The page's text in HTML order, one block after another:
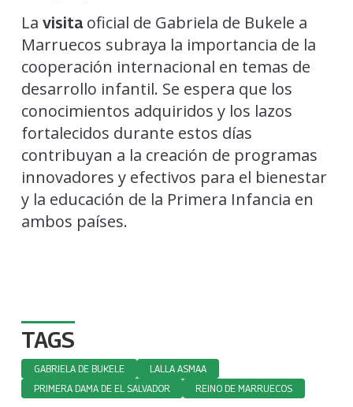
La visitaoficial de Gabriela de Bukele a
Marruecos subraya la importancia de la
cooperación internacional en temas de
desarrollo infantil. Se espera que los
conocimientos adquiridos y los lazos
fortalecidos durante estos días
contribuyan a la creación de programas
innovadores y efectivos para el bienestar
y la educación de la Primera Infancia en
ambos países.
TAGS
GABRIELA DE BUKELE
LALLA ASMAA
PRIMERA DAMA DE EL SALVADOR
REINO DE MARRUECOS